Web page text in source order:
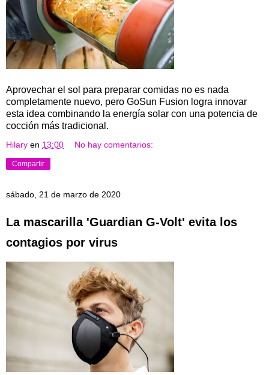
Aprovechar el sol para preparar comidas no es nada
completamente nuevo, pero GoSun Fusion logra innovar
esta idea combinando la energía solar con una potencia de
cocción más tradicional.
Hilary en 13:00 No hay comentarios:
Compartir
sábado, 21 de marzo de 2020
La mascarilla 'Guardian G-Volt' evita los
contagios por virus